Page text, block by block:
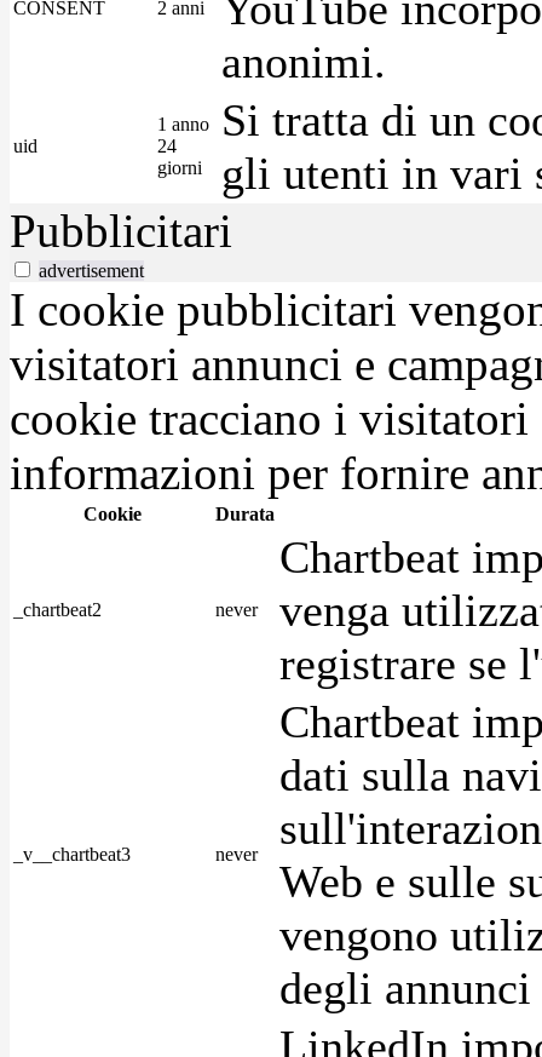
CONSENT 2 anni
anonimi.
uid
1 anno
24
giorni
Si tratta di un
gli utenti in vari
Pubblicitari
advertisement
I cookie pubblicitari
visitatori annunci e
cookie tracciano i visitatori
informazioni per fornire
Cookie Durata
_chartbeat2 never
Chartbeat
venga
registrare se
_v__chartbeat3 never
Chartbeat
dati sulla
Web e sulle
vengono
degli
LinkedIn